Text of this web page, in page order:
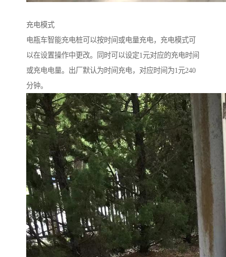
充电模式
电瓶车智能充电桩可以按时间或电量充电，充电模式可
以在设置操作中更改。同时可以设定1元对应的充电时间
或充电电量。出厂默认为时间充电，对应时间为1元240
分钟。